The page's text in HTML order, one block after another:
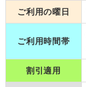
ご利用の曜日
ご利用時間帯
割引適用